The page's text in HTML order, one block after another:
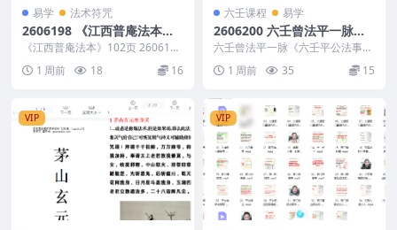
易学 法术符咒
2606198 《江西普庵法本》1
02页
《江西普庵法本》102页 2606198
以下内容为整理的相关资料内容相
关推荐描...
1 周前 18 16
六壬课程 易学
2606200 六壬曾法平一脉
《六壬平公法事合集》六壬法
科 61页
六壬曾法平一脉《六壬平公法事合
集》六壬法科 61页 2606200 ...
1 周前 35 15
VIP VIP